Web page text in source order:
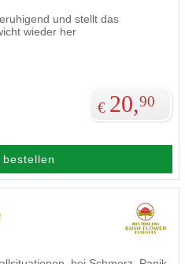
und stellt das
wieder her
€ 20,90